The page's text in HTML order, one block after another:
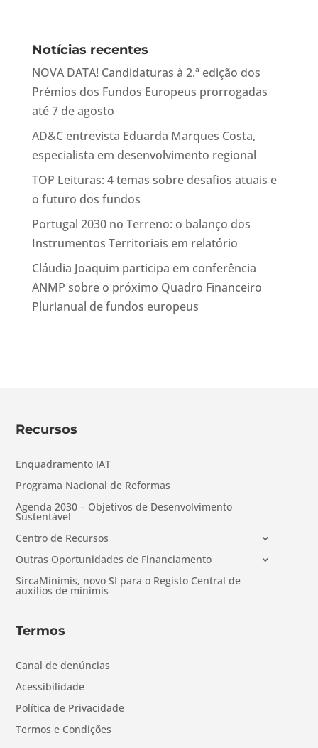
Notícias recentes
NOVA DATA! Candidaturas à 2.ª edição dos
Prémios dos Fundos Europeus prorrogadas
até 7 de agosto
AD&C entrevista Eduarda Marques Costa,
especialista em desenvolvimento regional
TOP Leituras: 4 temas sobre desafios atuais e
o futuro dos fundos
Portugal 2030 no Terreno: o balanço dos
Instrumentos Territoriais em relatório
Cláudia Joaquim participa em conferência
ANMP sobre o próximo Quadro Financeiro
Plurianual de fundos europeus
Recursos
Enquadramento IAT
Programa Nacional de Reformas
Agenda 2030 – Objetivos de Desenvolvimento
Sustentável
Centro de Recursos
Outras Oportunidades de Financiamento
SircaMinimis, novo SI para o Registo Central de
auxílios de minimis
Termos
Canal de denúncias
Acessibilidade
Política de Privacidade
Termos e Condições